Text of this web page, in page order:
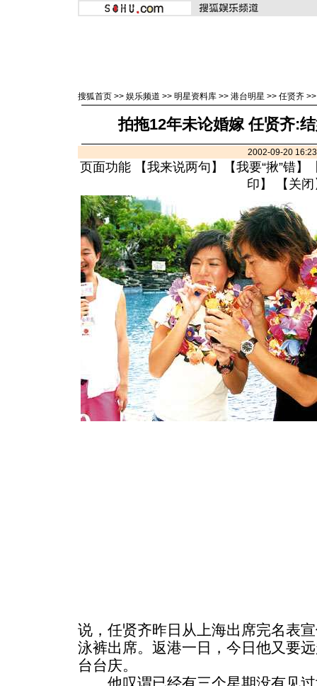
搜狐首页 >> 娱乐频道 >> 明星资料库 >> 港台明星 >> 任贤齐
拍拖12年未论婚嫁 任贤齐:
2002-09-20
页面功能 【我来说两句 】【我要“揪”错】
印 】 【 关闭
说，任贤齐昨日从上海出席完名表
泳裤出席。返港一日，今日他又要
台台庆。